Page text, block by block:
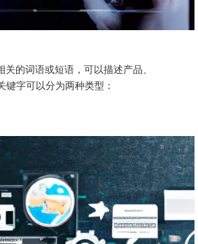
的词语或短语，可以描述产品、
字可以分为两种类型：